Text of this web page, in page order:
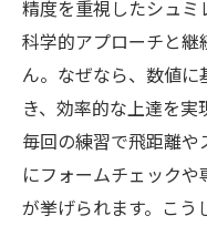
精度を重視したシュミ
科学的アプローチと
ん。なぜなら、数値
き、効率的な上達を実
毎回の練習で飛距離
にフォームチェック
が挙げられます。こう